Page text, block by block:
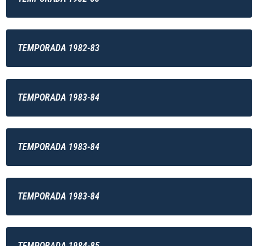
TEMPORADA 1982-83
TEMPORADA 1983-84
TEMPORADA 1983-84
TEMPORADA 1983-84